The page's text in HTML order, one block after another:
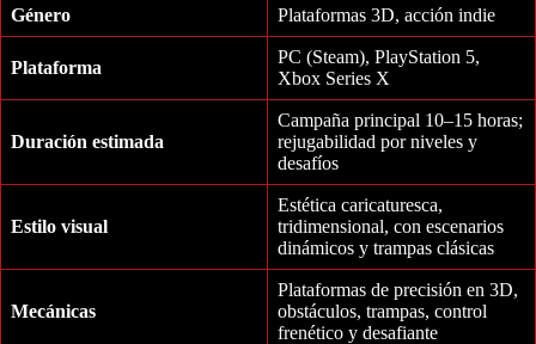
Género Plataformas 3D, acción indie
Plataforma
PC (Steam), PlayStation 5,
Xbox Series X
Duración estimada
Campaña principal 10–15 horas;
rejugabilidad por niveles y
desafíos
Estilo visual
Estética caricaturesca,
tridimensional, con escenarios
dinámicos y trampas clásicas
Mecánicas
Plataformas de precisión en 3D,
obstáculos, trampas, control
frenético y desafiante